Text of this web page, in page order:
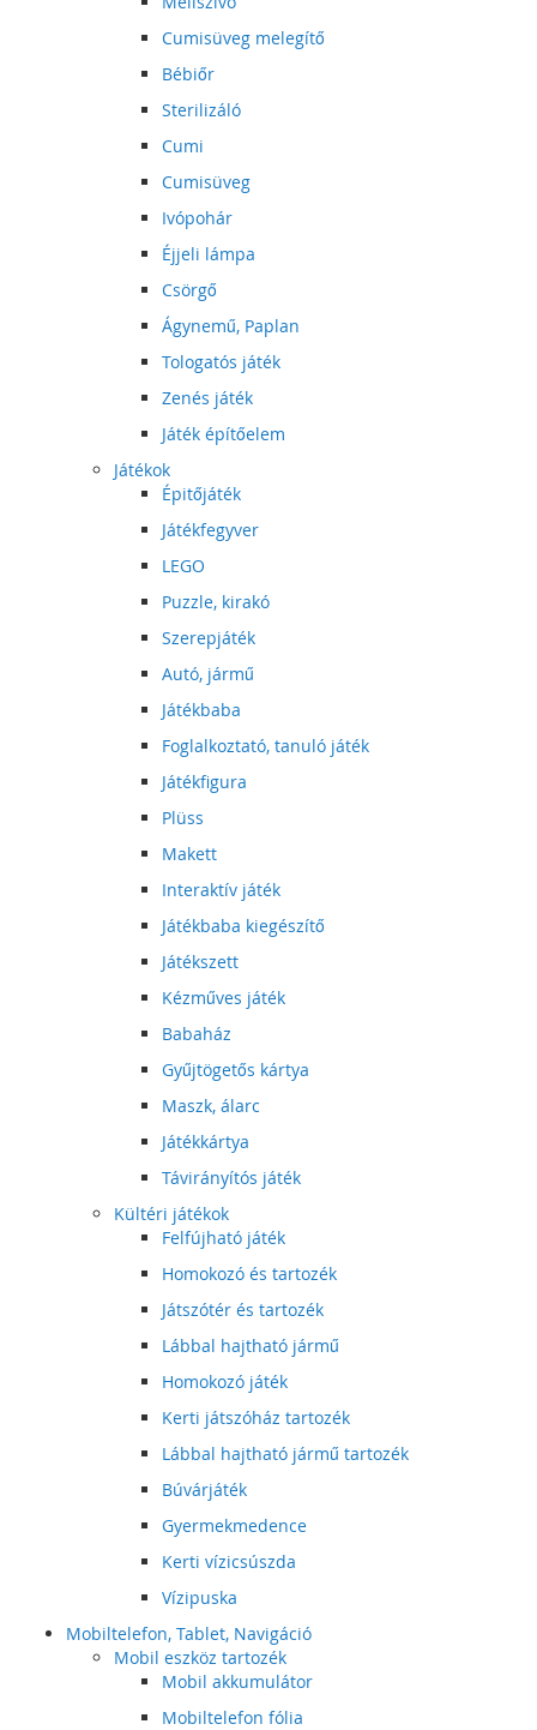
Cumisüveg melegítő
Bébiőr
Sterilizáló
Cumi
Cumisüveg
Ivópohár
Éjjeli lámpa
Csörgő
Ágynemű, Paplan
Tologatós játék
Zenés játék
Játék építőelem
Játékok
Épitőjáték
Játékfegyver
LEGO
Puzzle, kirakó
Szerepjáték
Autó, jármű
Játékbaba
Foglalkoztató, tanuló játék
Játékfigura
Plüss
Makett
Interaktív játék
Játékbaba kiegészítő
Játékszett
Kézműves játék
Babaház
Gyűjtögetős kártya
Maszk, álarc
Játékkártya
Távirányítós játék
Kültéri játékok
Felfújható játék
Homokozó és tartozék
Játszótér és tartozék
Lábbal hajtható jármű
Homokozó játék
Kerti játszóház tartozék
Lábbal hajtható jármű tartozék
Búvárjáték
Gyermekmedence
Kerti vízicsúszda
Vízipuska
Mobiltelefon, Tablet, Navigáció
Mobil eszköz tartozék
Mobil akkumulátor
Mobiltelefon fólia